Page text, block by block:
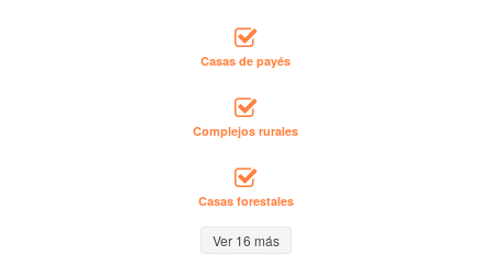
Casas de payés
Complejos rurales
Casas forestales
Ver 16 más